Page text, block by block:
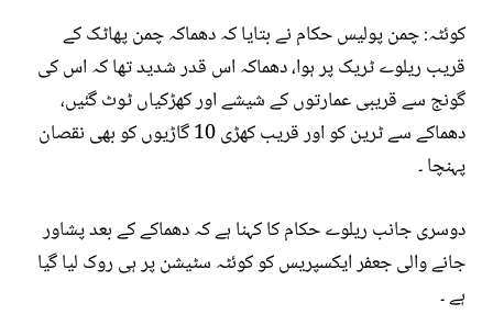
کوئٹہ: چمن پولیس حکام نے بتایا کہ دھماکہ چمن پھاٹک کے
قریب ریلوے ٹریک پر ہوا، دھماکہ اس قدر شدید تھا کہ اس کی
گونج سے قریبی عمارتوں کے شیشے اور کھڑکیاں ٹوٹ گئیں،
دھماکے سے ٹرین کو اور قریب کھڑی 10 گاڑیوں کو بھی نقصان
پہنچا ۔
دوسری جانب ریلوے حکام کا کہنا ہے کہ دھماکے کے بعد پشاور
جانے والی جعفر ایکسپریس کو کوئٹہ سٹیشن پر ہی روک لیا گیا
ہے ۔